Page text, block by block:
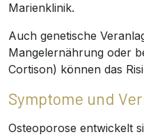
Marienklinik.
Auch genetische
Mangelernährung oder
Cortison) können das
Symptome und
Osteoporose entwickelt